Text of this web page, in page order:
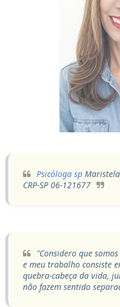
Psicóloga sp
CRP-SP 06-121677
"Considero que
e meu trabalho consiste
quebra-cabeça da vida,
não fazem sentido